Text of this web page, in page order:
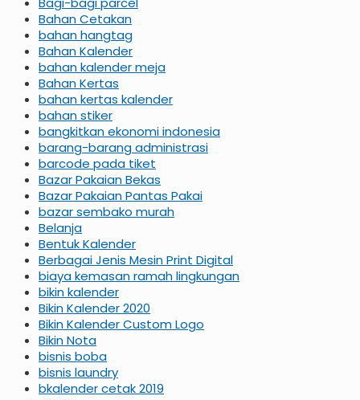
Bahan Cetakan
bahan hangtag
Bahan Kalender
bahan kalender meja
Bahan Kertas
bahan kertas kalender
bahan stiker
bangkitkan ekonomi indonesia
barang-barang administrasi
barcode pada tiket
Bazar Pakaian Bekas
Bazar Pakaian Pantas Pakai
bazar sembako murah
Belanja
Bentuk Kalender
Berbagai Jenis Mesin Print Digital
biaya kemasan ramah lingkungan
bikin kalender
Bikin Kalender 2020
Bikin Kalender Custom Logo
Bikin Nota
bisnis boba
bisnis laundry
bkalender cetak 2019